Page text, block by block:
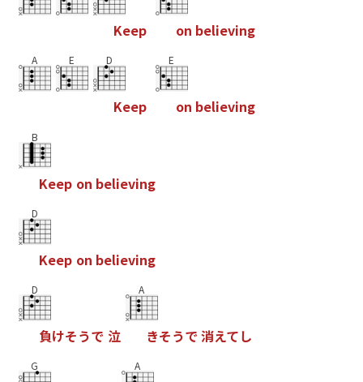
Keep on believing
A E D
Keep
E
on believing
B
Keep on believing
D
Keep on believing
D
負けそうで 泣
A
きそうで 消えてし
G A